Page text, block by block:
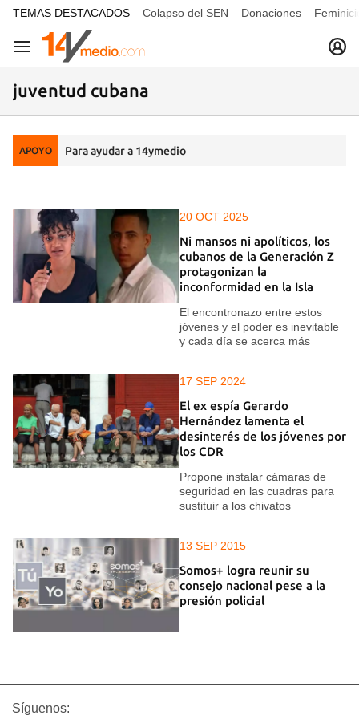
common.go-to-content
TEMAS DESTACADOS Colapso del SEN Donaciones
Navegación
juventud cubana
APOYO Para ayudar a 14ymedio
20 OCT 2025
Ni mansos ni apolíticos, los
cubanos de la Generación Z
protagonizan la
inconformidad en la Isla
El encontronazo entre estos
jóvenes y el poder es inevitable
y cada día se acerca más
17 SEP 2024
El ex espía Gerardo
Hernández lamenta el
desinterés de los jóvenes por
los CDR
Propone instalar cámaras de
seguridad en las cuadras para
sustituir a los chivatos
13 SEP 2015
Somos+ logra reunir su
consejo nacional pese a la
presión policial
Síguenos: